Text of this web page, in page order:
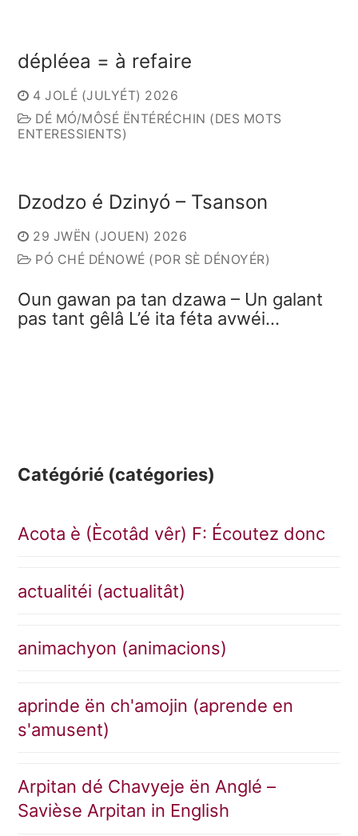
dépléea = à refaire
4 JOLÉ (JULYÉT) 2026
DÉ MÓ/MÔSÉ ËNTÉRÉCHIN (DES MOTS
ENTERESSIENTS)
Dzodzo é Dzinyó – Tsanson
29 JWËN (JOUEN) 2026
PÓ CHÉ DÉNOWÉ (POR SÈ DÉNOYÉR)
Oun gawan pa tan dzawa – Un galant
pas tant gêlâ L’é ita féta avwéi…
Catégórié (catégories)
Acota è (Ècotâd vêr) F: Écoutez donc
actualitéi (actualitât)
animachyon (animacions)
aprinde ën ch'amojin (aprende en
s'amusent)
Arpitan dé Chavyeje ën Anglé –
Savièse Arpitan in English